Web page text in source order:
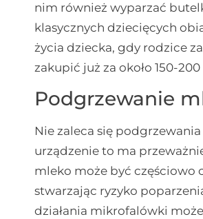
nim również wyparzać
klasycznych dziecięcych
życia dziecka, gdy rodzice
zakupić już za około 150-
Podgrzewanie
Nie zaleca się
urządzenie to ma
mleko może być częściowo
stwarzając ryzyko
działania mikrofalówki